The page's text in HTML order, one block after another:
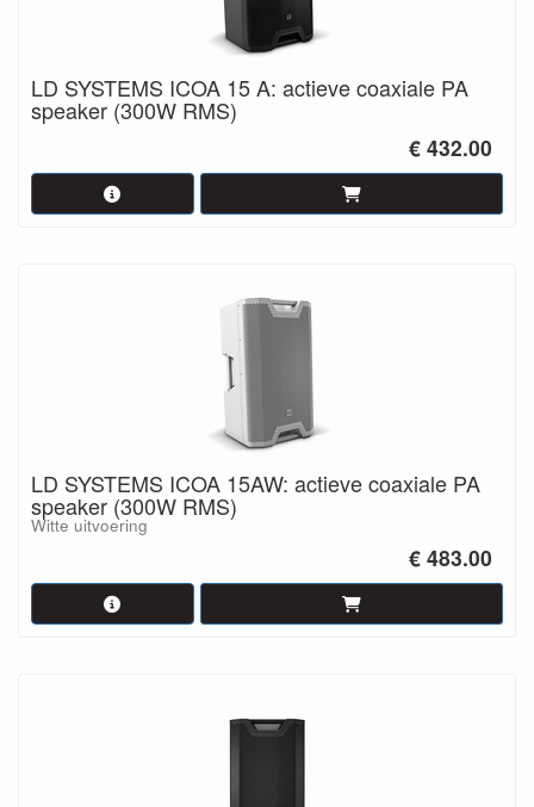
LD SYSTEMS ICOA 15 A: actieve coaxiale PA
speaker (300W RMS)
€ 432.00
LD SYSTEMS ICOA 15AW: actieve coaxiale PA
speaker (300W RMS)
Witte uitvoering
€ 483.00